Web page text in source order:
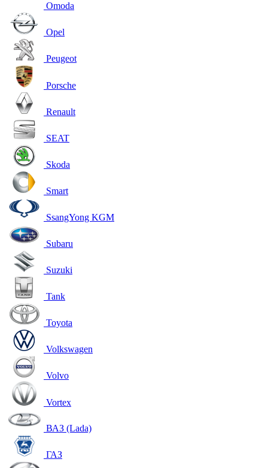
Omoda
Opel
Peugeot
Porsche
Renault
SEAT
Skoda
Smart
SsangYong KGM
Subaru
Suzuki
Tank
Toyota
Volkswagen
Volvo
Vortex
ВАЗ (Lada)
ГАЗ